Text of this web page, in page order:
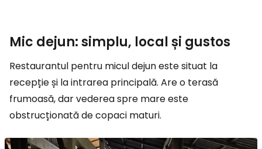
Mic dejun: simplu, local și gustos
Restaurantul pentru micul dejun este situat la
recepție și la intrarea principală. Are o terasă
frumoasă, dar vederea spre mare este
obstrucționată de copaci maturi.